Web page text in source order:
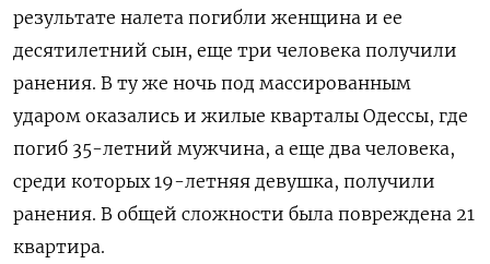
результате налета погибли женщина и ее
десятилетний сын, еще три человека получили
ранения. В ту же ночь под массированным
ударом оказались и жилые кварталы Одессы, где
погиб 35-летний мужчина, а еще два человека,
среди которых 19-летняя девушка, получили
ранения. В общей сложности была повреждена 21
квартира.